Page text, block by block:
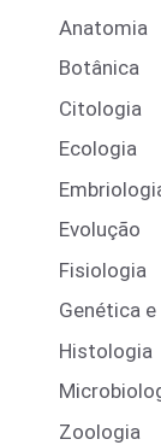
Anatomia
Botânica
Citologia
Ecologia
Evolução
Fisiologia
Genética
Histologia
Zoologia